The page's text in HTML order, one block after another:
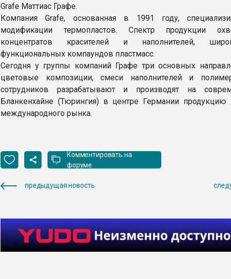
Grafe Маттиас Графе.
Компания Grafe, основанная в 1991 году,
модификации термопластов. Спектр продукции
концентратов красителей и наполнителей,
функциональных компаундов пластмасс.
Сегодня у группы компаний Графе три основных
цветовые композиции, смеси наполнителей и
сотрудников разрабатывают и производят на
Бланкенхайне (Тюрингия) в центре Германии продукцию
международного рынка.
Комментировать на
форуме
предыдущая новость